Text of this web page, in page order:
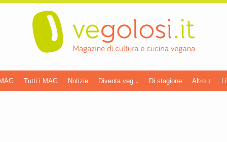
Tutti i MAG Notizie Diventa veg ↓ Di stagione Altro ↓